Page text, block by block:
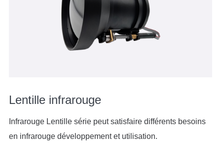
Lentille infrarouge
Infrarouge Lentille série peut satisfaire différents besoins
en infrarouge développement et utilisation.